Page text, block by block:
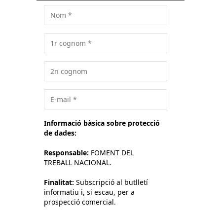
Informació bàsica sobre protecció
de dades:
Responsable: FOMENT DEL
TREBALL NACIONAL.
Finalitat: Subscripció al butlletí
informatiu i, si escau, per a
prospecció comercial.